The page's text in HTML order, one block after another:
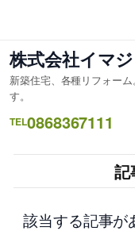
を
ス
キ
ッ
プ
株式会社イマ
新築住宅、各種リフォー
す。
TEL0868367111
記
該当する記事が